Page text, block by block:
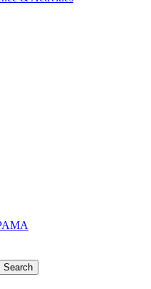
Search